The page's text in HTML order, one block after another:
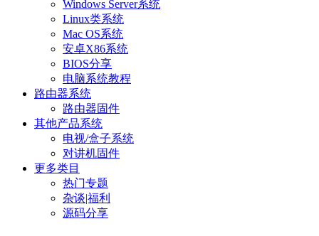
Windows Server系统
Linux类系统
Mac OS系统
安卓X86系统
BIOS分享
电脑系统教程
路由器系统
路由器固件
其他产品系统
电视/盒子系统
对讲机固件
更多类目
热门专题
杂谈|福利
源码分享